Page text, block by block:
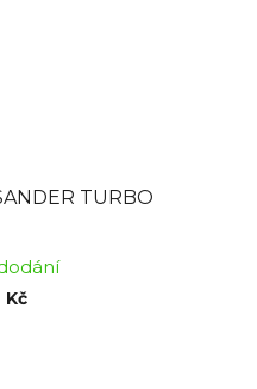
TURBO
Kč